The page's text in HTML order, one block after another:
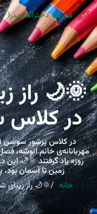
مدرسه دخترانه صدرا
🌞🌙 راز
در کلاس
مهربانانه‌ی خانم انوشه،
روز» یاد گرفتند 🌞🌙
زمین تا آسمان
خانه
🌞🌙 راز زیبای